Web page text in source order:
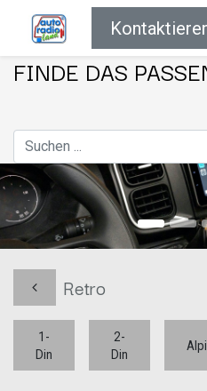
FINDE DAS
Retro
1-
Din
2-
Din